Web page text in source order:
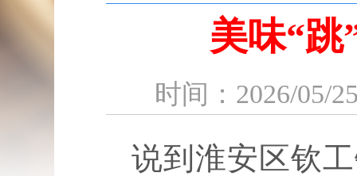
美味“跳
时间：
说到淮安区钦